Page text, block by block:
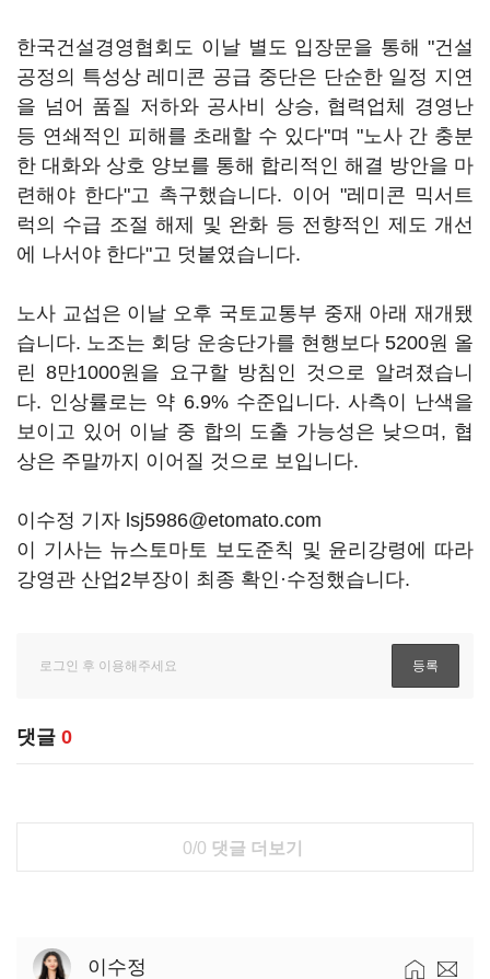
한국건설경영협회도 이날 별도 입장문을 통해 "건설
공정의 특성상 레미콘 공급 중단은 단순한 일정 지연
을 넘어 품질 저하와 공사비 상승, 협력업체 경영난
등 연쇄적인 피해를 초래할 수 있다"며 "노사 간 충분
한 대화와 상호 양보를 통해 합리적인 해결 방안을 마
련해야 한다"고 촉구했습니다. 이어 "레미콘 믹서트
럭의 수급 조절 해제 및 완화 등 전향적인 제도 개선
에 나서야 한다"고 덧붙였습니다.
노사 교섭은 이날 오후 국토교통부 중재 아래 재개됐
습니다. 노조는 회당 운송단가를 현행보다 5200원 올
린 8만1000원을 요구할 방침인 것으로 알려졌습니
다. 인상률로는 약 6.9% 수준입니다. 사측이 난색을
보이고 있어 이날 중 합의 도출 가능성은 낮으며, 협
상은 주말까지 이어질 것으로 보입니다.
이수정 기자 lsj5986@etomato.com
이 기사는 뉴스토마토 보도준칙 및 윤리강령에 따라
강영관 산업2부장이 최종 확인·수정했습니다.
댓글 0
0/0 댓글 더보기
이수정